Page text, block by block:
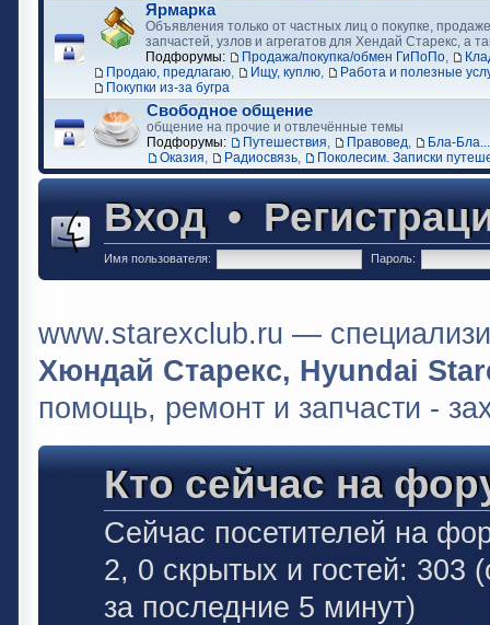
Ярмарка
Объявления только от частных лиц о покупке,
запчастей, узлов и агрегатов для Хендай Старекс, а
Подфорумы:
Продажа/покупка/обмен ГиПоПо,
Продаю, предлагаю, Ищу, куплю,
Работа и полезные
Покупки из-за бугра
Свободное общение
общение на прочие и отвлечённые темы
Подфорумы:
Путешествия, Правовед,
Бла-Бла...
Оказия, Радиосвязь, Поколесим. Записки
Вход•
Имя пользователя: Пароль:
www.starexclub.ru —
Хюндай Старекс, Hyundai
помощь, ремонт и запчасти -
Кто сейчас на
Сейчас посетителей на
2, 0 скрытых и гостей: 303
за последние 5 минут)